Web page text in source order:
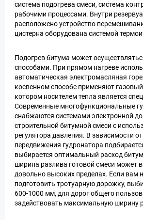
система подогрева смеси, система
рабочими процессами. Внутри
расположено устройство
цистерна оборудована системой
Подогрев битума может
способами. При прямом нагреве
автоматическая электромасляная
косвенном способе применяют газовый
котором носителем тепла является
Современные многофункциональные
снабжаются системами электронной
строительной битумной смеси с
регулятора давления. В зависимости
передвижения гудронатора
выбирается оптимальный расход
ширина разлива готовой смеси может
довольно высоких пределах. Если вам
подготовить тротуарную дорожку,
600-1000 мм, для дорог общего
задействовать максимальную ширину